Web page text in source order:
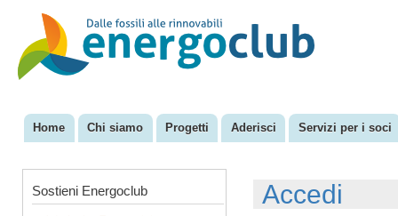
EnergoClub
per la
riconversione
del sistema
Menu principale
Home Chi siamo Progetti Aderisci Servizi per i soci
Sostieni Energoclub Accedi